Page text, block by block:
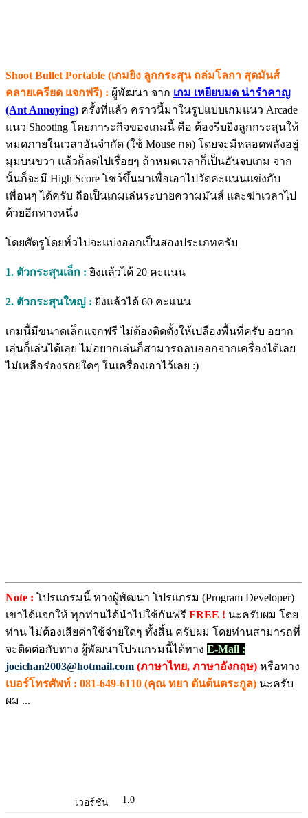
Shoot Bullet Portable (เกมยิง ลูกกระสุน ถล่มโลกา สุดมันส์
คลายเครียด แจกฟรี) : ผู้พัฒนา จาก เกม เหยียบมด น่ารำคาญ
(Ant Annoying) ครั้งที่แล้ว คราวนี้มาในรูปแบบเกมแนว Arcade
แนว Shooting โดยภาระกิจของเกมนี้ คือ ต้องรีบยิงลูกกระสุนให้
หมดภายในเวลาอันจำกัด (ใช้ Mouse กด) โดยจะมีหลอดพลังอยู่
มุมบนขวา แล้วก็ลดไปเรื่อยๆ ถ้าหมดเวลาก็เป็นอันจบเกม จาก
นั้นก็จะมี High Score โชว์ขึ้นมาเพื่อเอาไปวัดคะแนนแข่งกับ
เพื่อนๆ ได้ครับ ถือเป็นเกมเล่นระบายความมันส์ และฆ่าเวลาไป
ด้วยอีกทางหนึ่ง
โดยศัตรูโดยทั่วไปจะแบ่งออกเป็นสองประเภทครับ
1. ตัวกระสุนเล็ก : ยิงแล้วได้ 20 คะแนน
2. ตัวกระสุนใหญ่ : ยิงแล้วได้ 60 คะแนน
เกมนี้มีขนาดเล็กแจกฟรี ไม่ต้องติดตั้งให้เปลืองพื้นที่ครับ อยาก
เล่นก็เล่นได้เลย ไม่อยากเล่นก็สามารถลบออกจากเครื่องได้เลย
ไม่เหลือร่องรอยใดๆ ในเครื่องเอาไว้เลย :)
Note : โปรแกรมนี้ ทางผู้พัฒนา โปรแกรม (Program Developer)
เขาได้แจกให้ ทุกท่านได้นำไปใช้กันฟรี FREE ! นะครับผม โดย
ท่าน ไม่ต้องเสียค่าใช้จ่ายใดๆ ทั้งสิ้น ครับผม โดยท่านสามารถที่
จะติดต่อกับทาง ผู้พัฒนาโปรแกรมนี้ได้ทาง E-Mail :
joeichan2003@hotmail.com (ภาษาไทย, ภาษาอังกฤษ) หรือทาง
เบอร์โทรศัพท์ : 081-649-6110 (คุณ ทยา ตันต้นตระกูล) นะครับ
ผม ...
เวอร์ชัน 1.0